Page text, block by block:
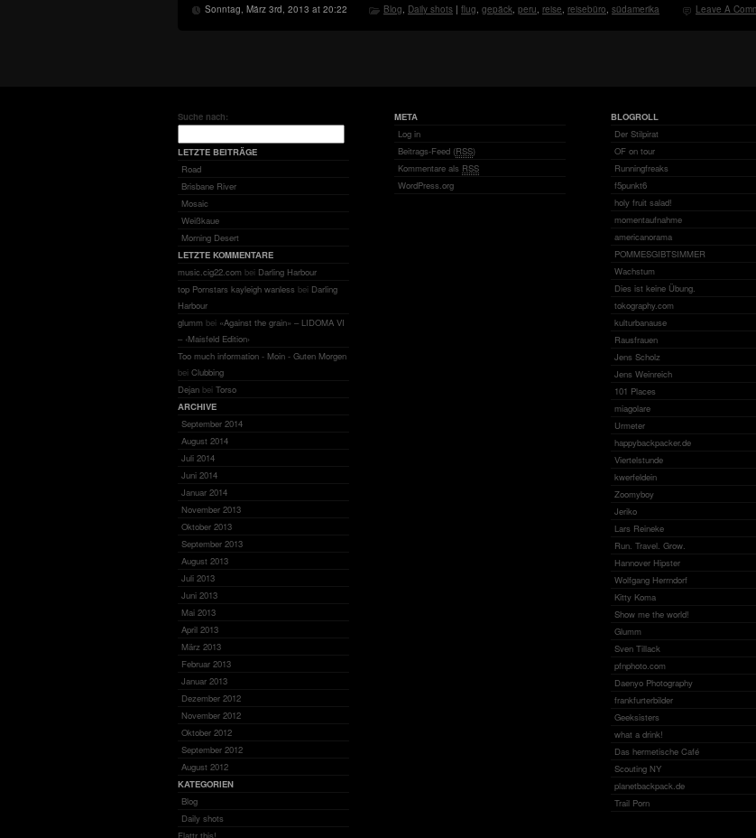
Sonntag, März 3rd, 2013 at 20:22 Blog, Daily shots | flug, gepäck, peru, reise, reisebüro, südamerika Leave A
Suche nach:
LETZTE BEITRÄGE
Road
Brisbane River
Mosaic
Weißkaue
Morning Desert
LETZTE KOMMENTARE
music.cig22.com bei Darling Harbour
top Pornstars kayleigh wanless bei Darling
Harbour
glumm bei «Against the grain» – LIDOMA VI
– ‹Maisfeld Edition›
Too much information - Moin - Guten Morgen
bei Clubbing
Dejan bei Torso
ARCHIVE
September 2014
August 2014
Juli 2014
Juni 2014
Januar 2014
November 2013
Oktober 2013
September 2013
August 2013
Juli 2013
Juni 2013
Mai 2013
April 2013
März 2013
Februar 2013
Januar 2013
Dezember 2012
November 2012
Oktober 2012
September 2012
August 2012
KATEGORIEN
Blog
Daily shots
Flattr this!
META
Log in
Beitrags-Feed (RSS)
Kommentare als RSS
WordPress.org
BLOGROLL
Der Stilpirat
OF on tour
Runningfreaks
f5punkt6
holy fruit salad!
momentaufnahme
americanorama
POMMESGIBTSIMMER
Wachstum
Dies ist keine Übung.
tokography.com
kulturbanause
Rausfrauen
Jens Scholz
Jens Weinreich
101 Places
miagolare
Urmeter
happybackpacker.de
Viertelstunde
kwerfeldein
Zoomyboy
Jeriko
Lars Reineke
Run. Travel. Grow.
Hannover Hipster
Wolfgang Herrndorf
Kitty Koma
Show me the world!
Glumm
Sven Tillack
pfnphoto.com
Daenyo Photography
frankfurterbilder
Geeksisters
what a drink!
Das hermetische Café
Scouting NY
planetbackpack.de
Trail Porn